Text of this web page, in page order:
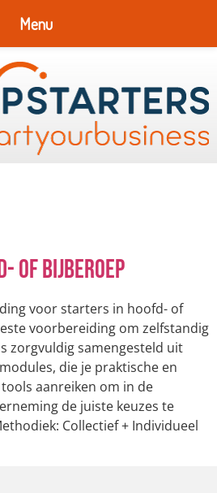
of bijberoep
voor starters in hoofd- of
voorbereiding om zelfstandig
zorgvuldig samengesteld uit
die je praktische en
aanreiken om in de
de juiste keuzes te
Collectief + Individueel
Menu